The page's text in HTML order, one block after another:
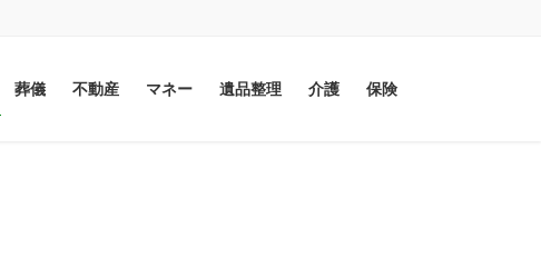
葬儀 不動産 マネー 遺品整理 介護 保険